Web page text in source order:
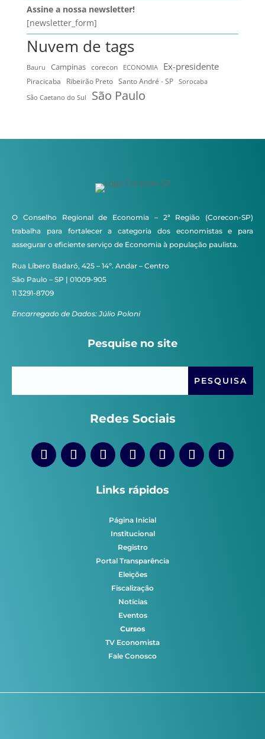
Assine a nossa newsletter!
[newsletter_form]
Nuvem de tags
Bauru Campinas corecon ECONOMIA Ex-presidente
Piracicaba Ribeirão Preto Santo André - SP
Sorocaba
São Caetano do Sul
São Paulo
O Conselho Regional de Economia – 2ª Região (Corecon-SP)
trabalha para fortalecer a categoria dos economistas e para
assegurar o eficiente serviço de Economia à população paulista.
Rua Líbero Badaró, 425 – 14º. Andar – Centro
São Paulo – SP | 01009-905
11 3291-8709
Encarregado de Dados: Júlio Poloni
Pesquise no site
Redes Sociais
Links rápidos
Página Inicial
Institucional
Registro
Portal Transparência
Eleições
Fiscalização
Notícias
Eventos
Cursos
TV Economista
Fale Conosco